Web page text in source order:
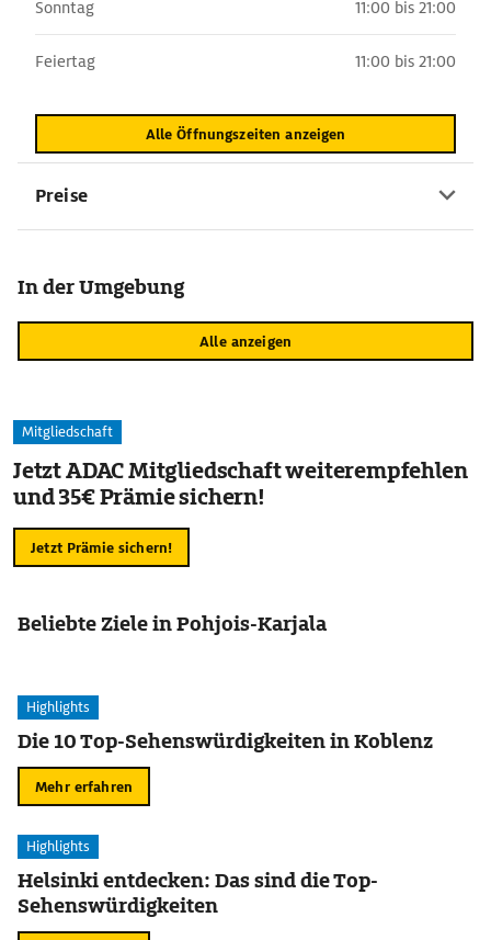
Sonntag 11:00 bis 21:00
Feiertag 11:00 bis 21:00
Alle Öffnungszeiten anzeigen
Preise
In der Umgebung
Alle anzeigen
Mitgliedschaft
Jetzt ADAC Mitgliedschaft weiterempfehlen
und 35€ Prämie sichern!
Jetzt Prämie sichern!
Beliebte Ziele in Pohjois-Karjala
Highlights
Die 10 Top-Sehenswürdigkeiten in Koblenz
Mehr erfahren
Highlights
Helsinki entdecken: Das sind die Top-
Sehenswürdigkeiten